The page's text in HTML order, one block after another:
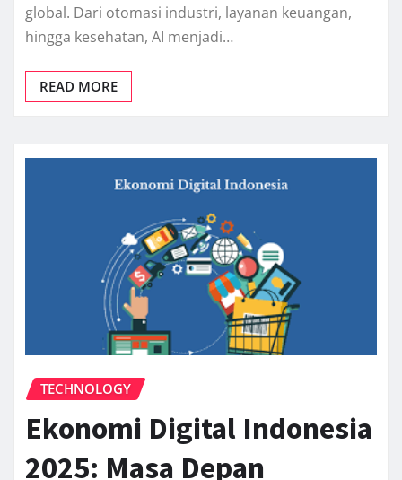
global. Dari otomasi industri, layanan keuangan,
hingga kesehatan, AI menjadi…
READ MORE
TECHNOLOGY
Ekonomi Digital Indonesia
2025: Masa Depan